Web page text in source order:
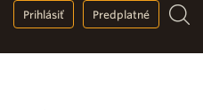
Prihlásiť Predplatné